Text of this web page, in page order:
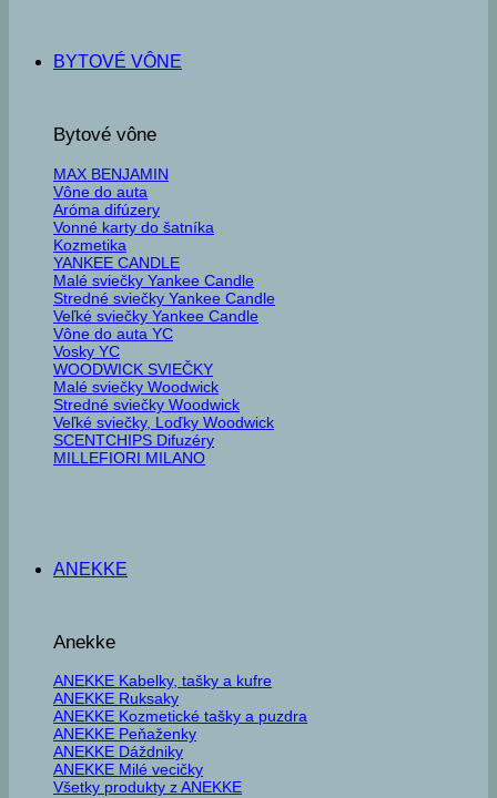
BYTOVÉ VÔNE
Bytové vône
MAX BENJAMIN
Vône do auta
Aróma difúzery
Vonné karty do šatníka
Kozmetika
YANKEE CANDLE
Malé sviečky Yankee Candle
Stredné sviečky Yankee Candle
Veľké sviečky Yankee Candle
Vône do auta YC
Vosky YC
WOODWICK SVIEČKY
Malé sviečky Woodwick
Stredné sviečky Woodwick
Veľké sviečky, Loďky Woodwick
SCENTCHIPS Difuzéry
MILLEFIORI MILANO
ANEKKE
Anekke
ANEKKE Kabelky, tašky a kufre
ANEKKE Ruksaky
ANEKKE Kozmetické tašky a puzdra
ANEKKE Peňaženky
ANEKKE Dáždniky
ANEKKE Milé vecičky
Všetky produkty z ANEKKE